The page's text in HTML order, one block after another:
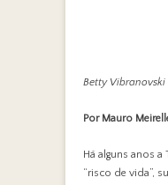
Betty Vibranovski
Por Mauro
Há alguns anos
“risco de vida”,